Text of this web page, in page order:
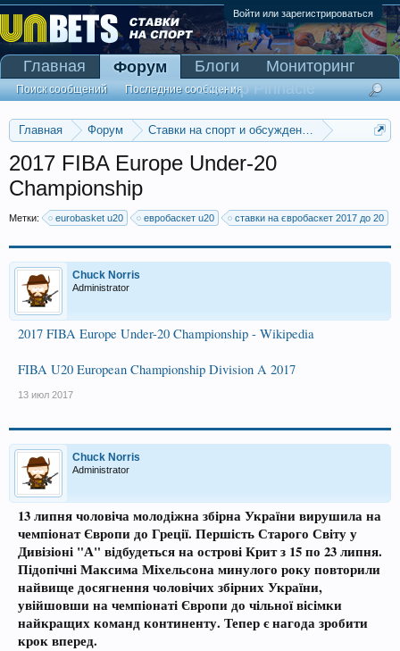
Войти или зарегистрироваться
Главная Форум
Ставки на спорт и обсуждение спортивных
2017 FIBA Europe Under-20
Championship
Метки: eurobasket u20 евробаскет u20 ставки на євробаскет 2017 до 20
Chuck Norris
Administrator
2017 FIBA Europe Under-20 Championship - Wikipedia
FIBA U20 European Championship Division A 2017
13 июл 2017
Chuck Norris
Administrator
13 липня чоловіча молодіжна збірна України вирушила на
чемпіонат Європи до Греції. Першість Старого Світу у
Дивізіоні "А" відбудеться на острові Крит з 15 по 23 липня.
Підопічні Максима Міхельсона минулого року повторили
найвище досягнення чоловічих збірних України,
увійшовши на чемпіонаті Європи до чільної вісімки
найкращих команд континенту. Тепер є нагода зробити
крок вперед.
Главная Форум
Поиск сообщений Последние сообщения
Блоги
Мониторинг
Сканер Pinnacle